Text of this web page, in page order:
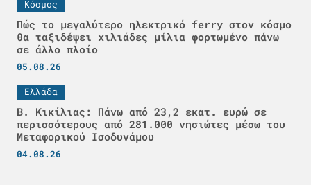
Κόσμος
Πώς το μεγαλύτερο ηλεκτρικό ferry στον κόσμο
θα ταξιδέψει χιλιάδες μίλια φορτωμένο πάνω
σε άλλο πλοίο
05.08.26
Ελλάδα
Β. Κικίλιας: Πάνω από 23,2 εκατ. ευρώ σε
περισσότερους από 281.000 νησιώτες μέσω του
Μεταφορικού Ισοδυνάμου
04.08.26